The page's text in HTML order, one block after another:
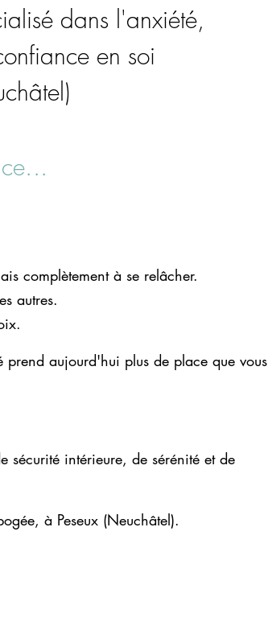
dans l'anxiété,
en soi
complètement à se relâcher.
autres.
prend aujourd'hui plus de place que vous
sécurité intérieure, de sérénité et de
à Peseux (Neuchâtel).